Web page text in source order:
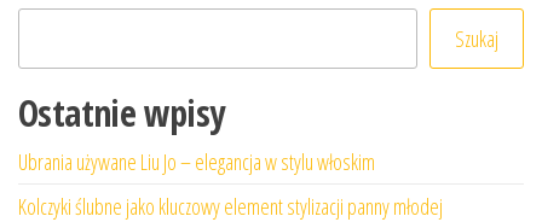
Szukaj
Ostatnie wpisy
Ubrania używane Liu Jo – elegancja w stylu włoskim
Kolczyki ślubne jako kluczowy element stylizacji panny młodej